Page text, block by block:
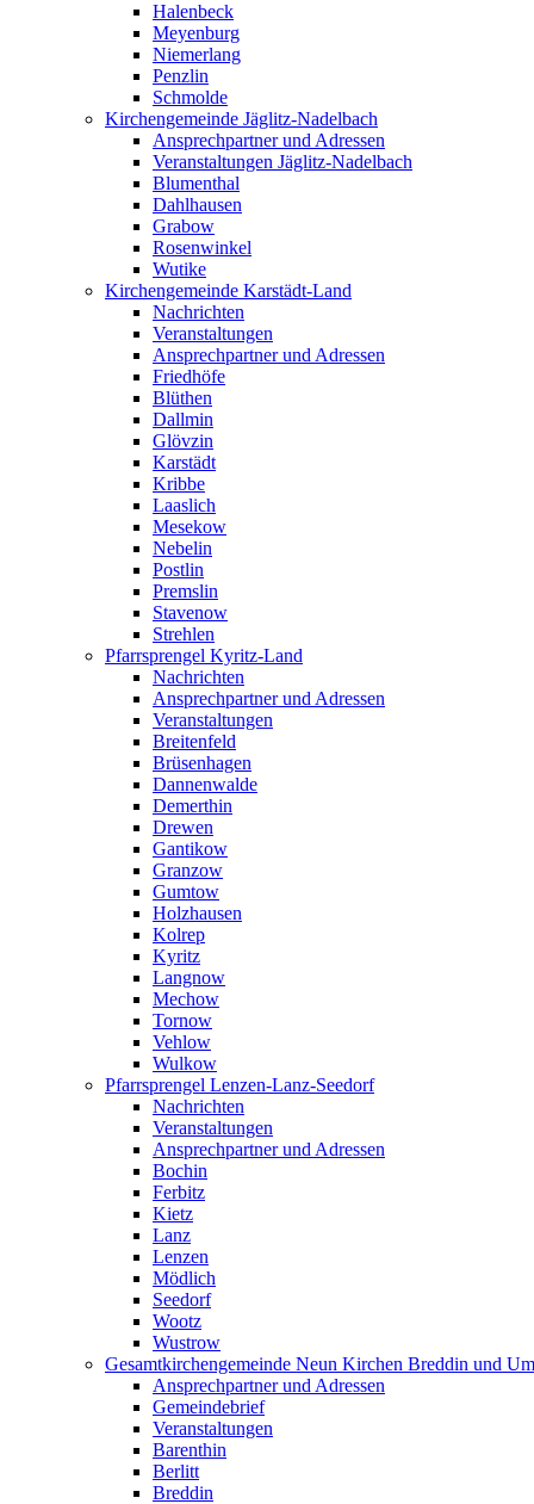
Halenbeck
Meyenburg
Niemerlang
Penzlin
Schmolde
Kirchengemeinde Jäglitz-Nadelbach
Ansprechpartner und Adressen
Veranstaltungen Jäglitz-Nadelbach
Blumenthal
Dahlhausen
Grabow
Rosenwinkel
Wutike
Kirchengemeinde Karstädt-Land
Nachrichten
Veranstaltungen
Ansprechpartner und Adressen
Friedhöfe
Blüthen
Dallmin
Glövzin
Karstädt
Kribbe
Laaslich
Mesekow
Nebelin
Postlin
Premslin
Stavenow
Strehlen
Pfarrsprengel Kyritz-Land
Nachrichten
Ansprechpartner und Adressen
Veranstaltungen
Breitenfeld
Brüsenhagen
Dannenwalde
Demerthin
Drewen
Gantikow
Granzow
Gumtow
Holzhausen
Kolrep
Kyritz
Langnow
Mechow
Tornow
Vehlow
Wulkow
Pfarrsprengel Lenzen-Lanz-Seedorf
Nachrichten
Veranstaltungen
Ansprechpartner und Adressen
Bochin
Ferbitz
Kietz
Lanz
Lenzen
Mödlich
Seedorf
Wootz
Wustrow
Gesamtkirchengemeinde Neun Kirchen Breddin und
Ansprechpartner und Adressen
Gemeindebrief
Veranstaltungen
Barenthin
Berlitt
Breddin